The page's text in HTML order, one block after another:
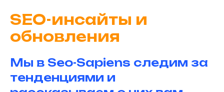
SEO-инсайты и
обновления
Мы в Seo-Sapiens следим за
тенденциями и